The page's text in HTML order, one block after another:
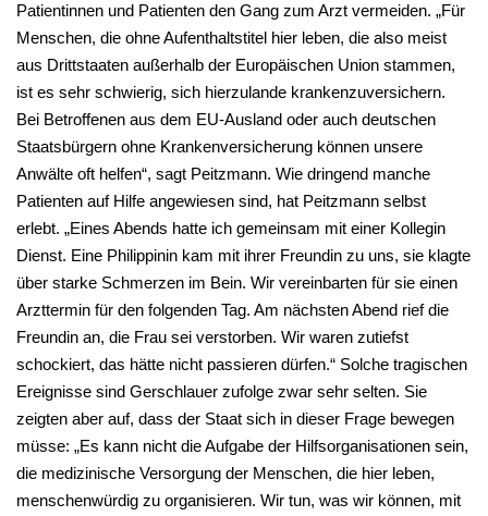
Patientinnen und Patienten den Gang zum Arzt vermeiden. „Für
Menschen, die ohne Aufenthaltstitel hier leben, die also meist
aus Drittstaaten außerhalb der Europäischen Union stammen,
ist es sehr schwierig, sich hierzulande krankenzuversichern.
Bei Betroffenen aus dem EU-Ausland oder auch deutschen
Staatsbürgern ohne Krankenversicherung können unsere
Anwälte oft helfen“, sagt Peitzmann. Wie dringend manche
Patienten auf Hilfe angewiesen sind, hat Peitzmann selbst
erlebt. „Eines Abends hatte ich gemeinsam mit einer Kollegin
Dienst. Eine Philippinin kam mit ihrer Freundin zu uns, sie klagte
über starke Schmerzen im Bein. Wir vereinbarten für sie einen
Arzttermin für den folgenden Tag. Am nächsten Abend rief die
Freundin an, die Frau sei verstorben. Wir waren zutiefst
schockiert, das hätte nicht passieren dürfen.“ Solche tragischen
Ereignisse sind Gerschlauer zufolge zwar sehr selten. Sie
zeigten aber auf, dass der Staat sich in dieser Frage bewegen
müsse: „Es kann nicht die Aufgabe der Hilfsorganisationen sein,
die medizinische Versorgung der Menschen, die hier leben,
menschenwürdig zu organisieren. Wir tun, was wir können, mit